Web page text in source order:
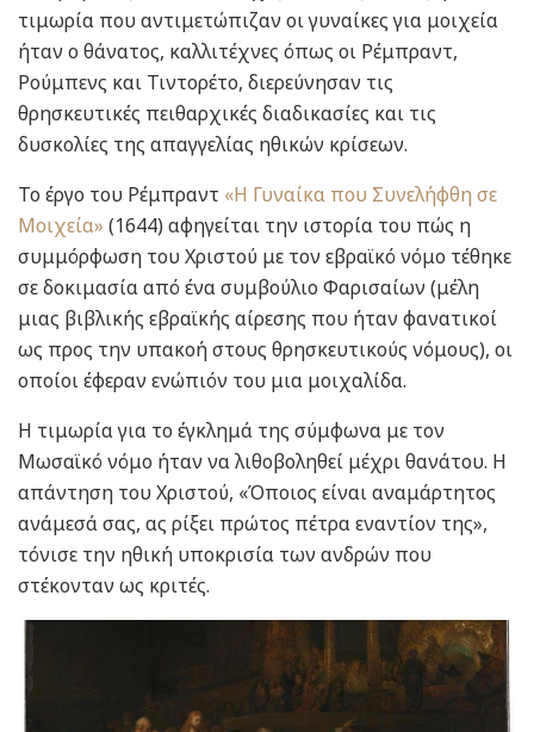
τιμωρία που αντιμετώπιζαν οι γυναίκες για μοιχεία
ήταν ο θάνατος, καλλιτέχνες όπως οι Ρέμπραντ,
Ρούμπενς και Τιντορέτο, διερεύνησαν τις
θρησκευτικές πειθαρχικές διαδικασίες και τις
δυσκολίες της απαγγελίας ηθικών κρίσεων.
Το έργο του Ρέμπραντ «Η Γυναίκα που Συνελήφθη σε
Μοιχεία» (1644) αφηγείται την ιστορία του πώς η
συμμόρφωση του Χριστού με τον εβραϊκό νόμο τέθηκε
σε δοκιμασία από ένα συμβούλιο Φαρισαίων (μέλη
μιας βιβλικής εβραϊκής αίρεσης που ήταν φανατικοί
ως προς την υπακοή στους θρησκευτικούς νόμους), οι
οποίοι έφεραν ενώπιόν του μια μοιχαλίδα.
Η τιμωρία για το έγκλημά της σύμφωνα με τον
Μωσαϊκό νόμο ήταν να λιθοβοληθεί μέχρι θανάτου. Η
απάντηση του Χριστού, «Όποιος είναι αναμάρτητος
ανάμεσά σας, ας ρίξει πρώτος πέτρα εναντίον της»,
τόνισε την ηθική υποκρισία των ανδρών που
στέκονταν ως κριτές.